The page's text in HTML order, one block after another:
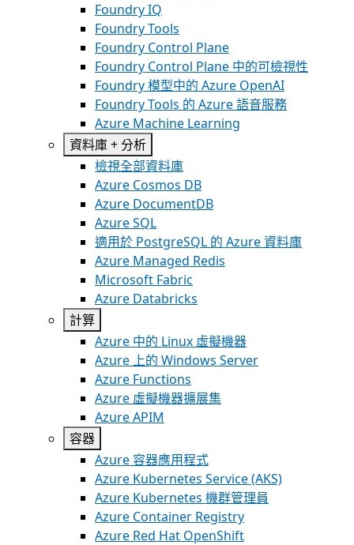
Foundry IQ
Foundry Tools
Foundry Control Plane
Foundry Control Plane 中的可檢視性
Foundry 模型中的 Azure OpenAI
Foundry Tools 的 Azure 語音服務
Azure Machine Learning
資料庫 + 分析
檢視全部資料庫
Azure Cosmos DB
Azure DocumentDB
Azure SQL
適用於 PostgreSQL 的 Azure 資料庫
Azure Managed Redis
Microsoft Fabric
Azure Databricks
計算
Azure 中的 Linux 虛擬機器
Azure 上的 Windows Server
Azure Functions
Azure 虛擬機器擴展集
Azure APIM
容器
Azure 容器應用程式
Azure Kubernetes Service (AKS)
Azure Kubernetes 機群管理員
Azure Container Registry
Azure Red Hat OpenShift